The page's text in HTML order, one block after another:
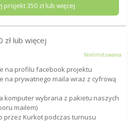
projekt350zł lub więcej
zł lub więcej
Nielimitowana
na profilu facebook projektu
na prywatnego maila wraz z cyfrową
komputer wybrana z pakietu naszych
mailem)
przez Kurkot podczas turnusu